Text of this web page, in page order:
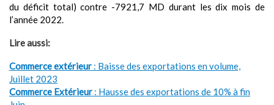
du déficit total) contre -7921,7 MD durant les dix mois de
l’année 2022.
Lire aussi:
Commerce extérieur : Baisse des exportations en volume,
Juillet 2023
Commerce Extérieur : Hausse des exportations de 10% à fin